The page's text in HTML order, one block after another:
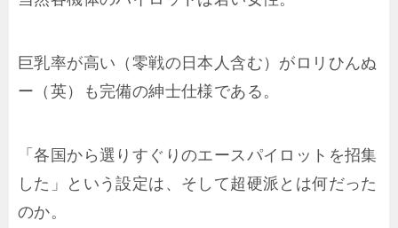
巨乳率が高い（零戦の日本人含む）がロリひんぬ
ー（英）も完備の紳士仕様である。
「各国から選りすぐりのエースパイロットを招集
した」という設定は、そして超硬派とは何だった
のか。